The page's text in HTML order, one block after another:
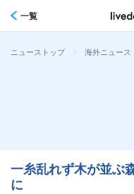
一覧
ニューストップ > 海外ニュース
一糸乱れず木が並ぶ
に